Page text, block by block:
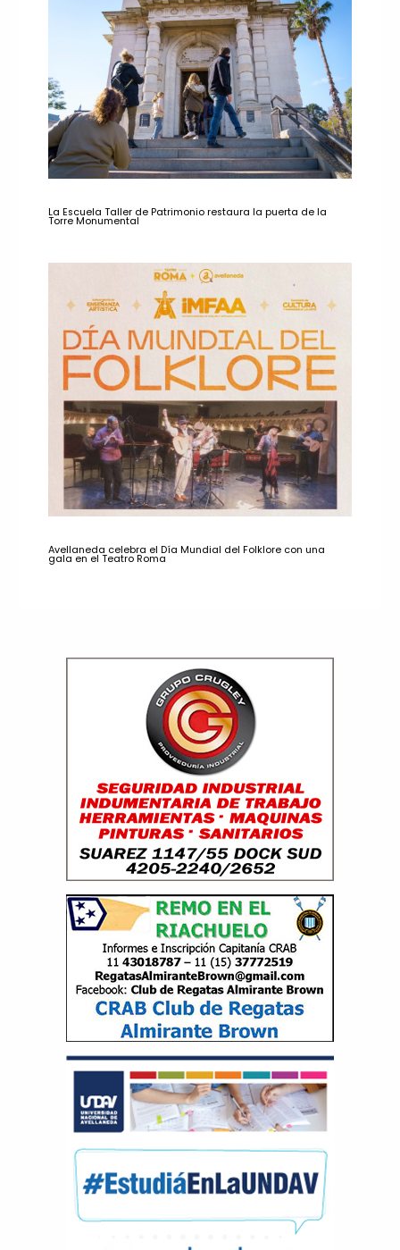
La Escuela Taller de Patrimonio restaura la puerta de la
Torre Monumental
Avellaneda celebra el Día Mundial del Folklore con una
gala en el Teatro Roma